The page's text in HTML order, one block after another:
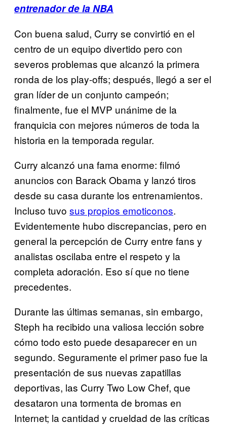
entrenador de la NBA
Con buena salud, Curry se convirtió en el
centro de un equipo divertido pero con
severos problemas que alcanzó la primera
ronda de los play-offs; después, llegó a ser el
gran líder de un conjunto campeón;
finalmente, fue el MVP unánime de la
franquicia con mejores números de toda la
historia en la temporada regular.
Curry alcanzó una fama enorme: filmó
anuncios con Barack Obama y lanzó tiros
desde su casa durante los entrenamientos.
Incluso tuvo sus propios emoticonos.
Evidentemente hubo discrepancias, pero en
general la percepción de Curry entre fans y
analistas oscilaba entre el respeto y la
completa adoración. Eso sí que no tiene
precedentes.
Durante las últimas semanas, sin embargo,
Steph ha recibido una valiosa lección sobre
cómo todo esto puede desaparecer en un
segundo. Seguramente el primer paso fue la
presentación de sus nuevas zapatillas
deportivas, las Curry Two Low Chef, que
desataron una tormenta de bromas en
Internet; la cantidad y crueldad de las críticas